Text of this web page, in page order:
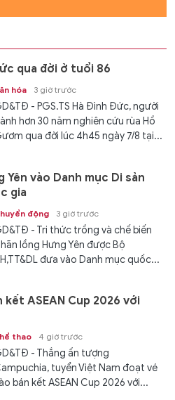
qua đời ở tuổi 86
hóa 3 giờ trước
- PGS.TS Hà Đình Đức, người
hơn 30 năm nghiên cứu rùa Hồ
qua đời lúc 4h45 ngày 7/8 tại...
vào Danh mục Di sản
gia
động 3 giờ trước
- Tri thức trồng và chế biến
lồng Hưng Yên được Bộ
đưa vào Danh mục quốc...
kết ASEAN Cup 2026 với
thao 4 giờ trước
- Thắng ấn tượng
tuyển Việt Nam đoạt vé
bán kết ASEAN Cup 2026 với...